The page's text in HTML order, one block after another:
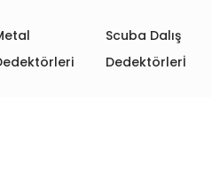
Scuba Dalış
Dedektörlerİ